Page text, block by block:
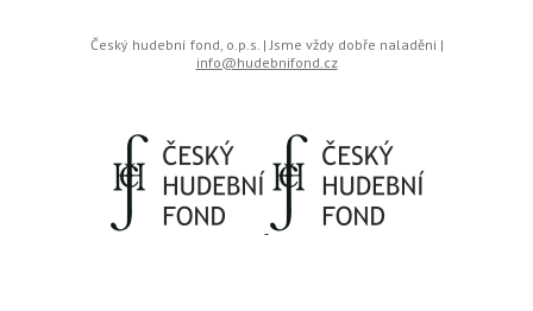
Český hudební fond, o.p.s. | Jsme vždy dobře naladěni |
info@hudebnifond.cz